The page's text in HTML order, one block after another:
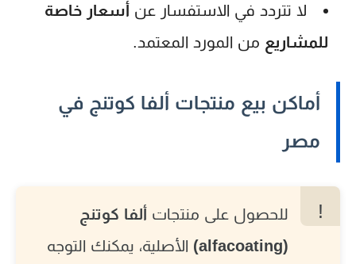
لا تتردد في الاستفسار عن أسعار خاصة
للمشاريع من المورد المعتمد.
أماكن بيع منتجات ألفا كوتنج في
مصر
للحصول على منتجات ألفا كوتنج
(alfacoating)
الأصلية، يمكنك التوجه